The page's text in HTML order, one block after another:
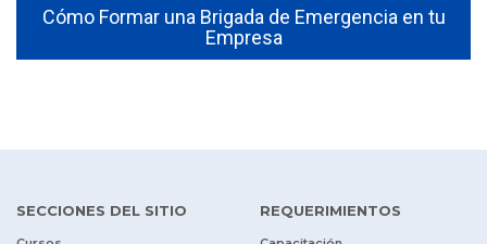
Cómo Formar una Brigada de Emergencia en tu
Empresa
SECCIONES DEL SITIO REQUERIMIENTOS